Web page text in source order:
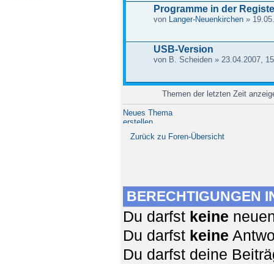
Programme in der
von Langer-Neuenkirchen»
USB-Version
von B. Scheiden » 23.04.2007,
Themen der letzten Zeit
Neues Thema
erstellen
Zurück zu Foren-Übersicht
BERECHTIGUNGEN
Du darfst keine
Du darfst keine
Du darfst deine